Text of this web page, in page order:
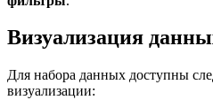
Визуализация
Для набора данных доступны
визуализации: